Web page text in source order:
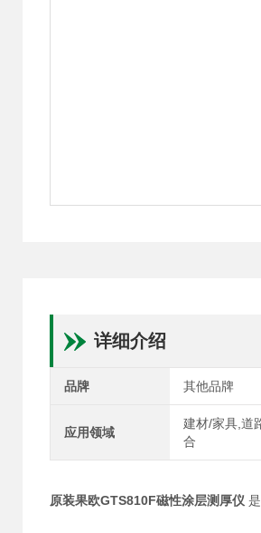
详细介绍
品牌 其他品牌
应用领域
建材/家具,道
合
原装果欧GTS810F磁性涂层测厚仪